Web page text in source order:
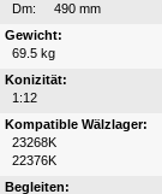
Dm:
490 mm
Gewicht:
69.5 kg
Konizität:
1:12
Kompatible Wälzlager:
23268K
22376K
Begleiten: